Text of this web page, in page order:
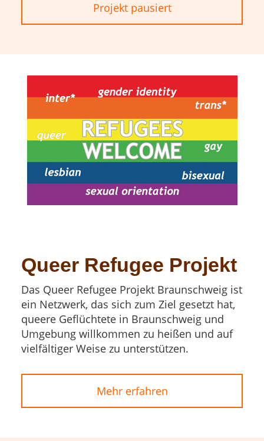
Projekt pausiert
Queer Refugee Projekt
Das Queer Refugee Projekt Braunschweig ist
ein Netzwerk, das sich zum Ziel gesetzt hat,
queere Geflüchtete in Braunschweig und
Umgebung willkommen zu heißen und auf
vielfältiger Weise zu unterstützen.
Mehr erfahren